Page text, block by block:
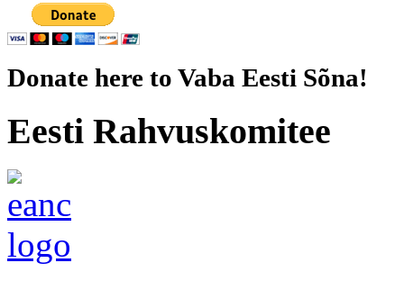
Donate here to Vaba Eesti Sõna!
Eesti Rahvuskomitee